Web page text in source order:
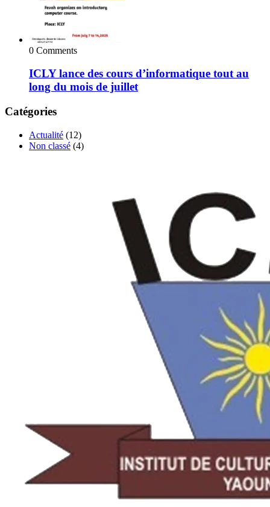
0 Comments
ICLY lance des cours d’informatique tout au
long du mois de juillet
Catégories
Actualité (12)
Non classé (4)